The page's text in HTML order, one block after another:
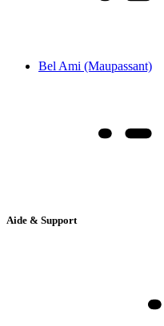
Bel Ami (Maupassant)
Aide & Support